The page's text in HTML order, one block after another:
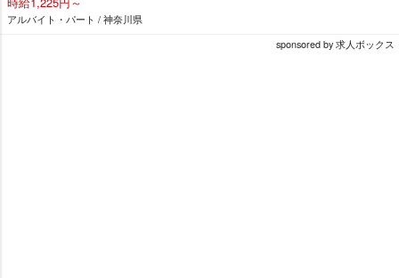
アルバイト・パート / 神奈川県
sponsored by 求人ボックス